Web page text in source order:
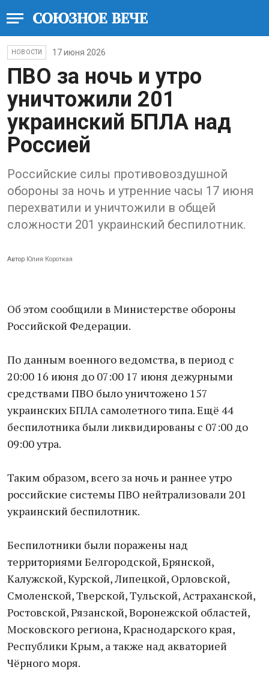
НОВОСТИ 17 июня 2026
ПВО за ночь и утро
уничтожили 201
украинский БПЛА над
Россией
Российские силы противовоздушной
обороны за ночь и утренние часы 17 июня
перехватили и уничтожили в общей
сложности 201 украинский беспилотник.
Автор Юлия Короткая
Об этом сообщили в Министерстве обороны
Российской Федерации.
По данным военного ведомства, в период с
20:00 16 июня до 07:00 17 июня дежурными
средствами ПВО было уничтожено 157
украинских БПЛА самолетного типа. Ещё 44
беспилотника были ликвидированы с 07:00 до
09:00 утра.
Таким образом, всего за ночь и раннее утро
российские системы ПВО нейтрализовали 201
украинский беспилотник.
Беспилотники были поражены над
территориями Белгородской, Брянской,
Калужской, Курской, Липецкой, Орловской,
Смоленской, Тверской, Тульской, Астраханской,
Ростовской, Рязанской, Воронежской областей,
Московского региона, Краснодарского края,
Республики Крым, а также над акваторией
Чёрного моря.